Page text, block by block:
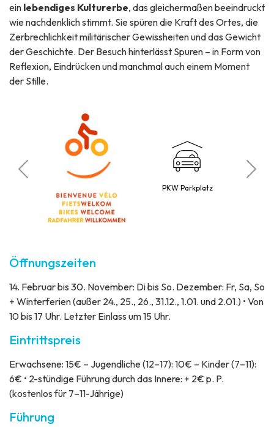
ein lebendiges Kulturerbe, das gleichermaßen beeindruckt
wie nachdenklich stimmt. Sie spüren die Kraft des Ortes, die
Zerbrechlichkeit militärischer Gewissheiten und das Gewicht
der Geschichte. Der Besuch hinterlässt Spuren – in Form von
Reflexion, Eindrücken und manchmal auch einem Moment
der Stille.
PKW Parkplatz
Öffnungszeiten
14. Februar bis 30. November: Di bis So. Dezember: Fr, Sa, So
+ Winterferien (außer 24., 25., 26., 31.12., 1.01. und 2.01.) • Von
10 bis 17 Uhr. Letzter Einlass um 15 Uhr.
Eintrittspreis
Erwachsene: 15€ – Jugendliche (12–17): 10€ – Kinder (7–11):
6€ • 2-stündige Führung durch das Innere: + 2€ p. P.
(kostenlos für 7–11-Jährige)
Führung